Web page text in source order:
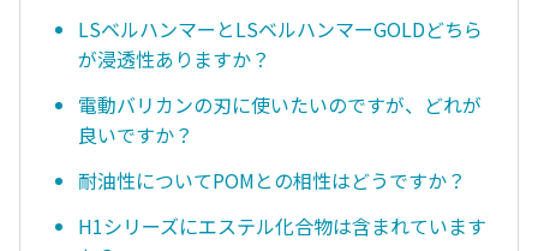
LSベルハンマーとLSベルハンマーGOLDどちら
が浸透性ありますか？
電動バリカンの刃に使いたいのですが、どれが
良いですか？
耐油性についてPOMとの相性はどうですか？
H1シリーズにエステル化合物は含まれています